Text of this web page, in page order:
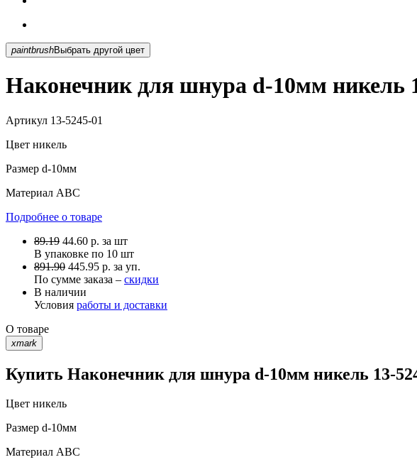
paintbrush Выбрать другой цвет
Наконечник для шнура d-10мм никель
Артикул 13-5245-01
Цвет никель
Размер d-10мм
Материал АВС
Подробнее о товаре
89.19 44.60 р. за шт
В упаковке по 10 шт
891.90 445.95 р. за уп.
По сумме заказа – скидки
В наличии
Условия работы и доставки
О товаре
xmark
Купить Наконечник для шнура d-10мм никель 13-
Цвет никель
Размер d-10мм
Материал АВС